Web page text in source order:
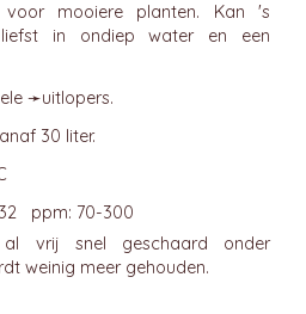
voor mooiere planten. Kan 's
in ondiep water en een
➛uitlopers.
30 liter.
ppm: 70-300
al vrij snel geschaard onder
weinig meer gehouden.